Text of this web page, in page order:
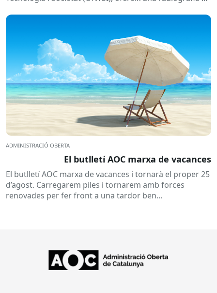
ADMINISTRACIÓ OBERTA
El butlletí AOC marxa de vacances
El butlletí AOC marxa de vacances i tornarà el proper 25
d’agost. Carregarem piles i tornarem amb forces
renovades per fer front a una tardor ben...